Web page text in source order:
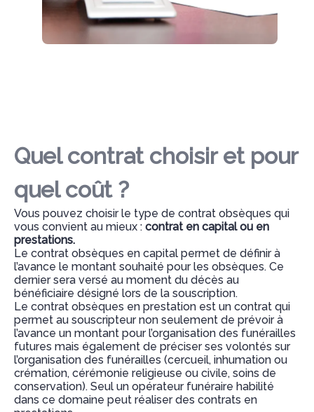
Quel contrat choisir et pour
quel coût ?
Vous pouvez choisir le type de contrat obsèques qui
vous convient au mieux : contrat en capital ou en
prestations.
Le contrat obsèques en capital permet de définir à
l’avance le montant souhaité pour les obsèques. Ce
dernier sera versé au moment du décès au
bénéficiaire désigné lors de la souscription.
Le contrat obsèques en prestation est un contrat qui
permet au souscripteur non seulement de prévoir à
l’avance un montant pour l’organisation des funérailles
futures mais également de préciser ses volontés sur
l’organisation des funérailles (cercueil, inhumation ou
crémation, cérémonie religieuse ou civile, soins de
conservation). Seul un opérateur funéraire habilité
dans ce domaine peut réaliser des contrats en